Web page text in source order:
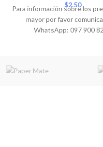
$2.50
Para información sobre los
mayor por favor
WhatsApp: 097 900